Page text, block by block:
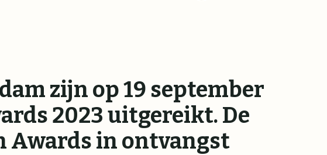
zijn op 19 september
2023 uitgereikt. De
Awards in ontvangst